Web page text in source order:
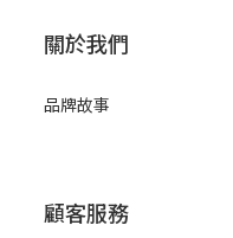
關於我們
品牌故事
顧客服務